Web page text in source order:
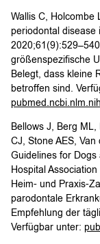
Wallis C, Holcombe
periodontal disease
größenspezifische
Belegt, dass kleine
betroffen sind.
Bellows J, Berg
CJ, Stone AES,
Guidelines for
Hospital
Heim- und Praxis-
parodontale
Empfehlung der
Verfügbar unter: